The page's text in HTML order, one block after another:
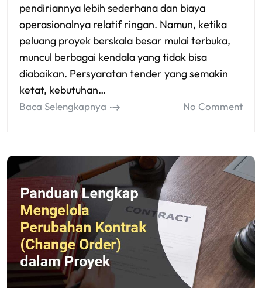
pendiriannya lebih sederhana dan biaya
operasionalnya relatif ringan. Namun, ketika
peluang proyek berskala besar mulai terbuka,
muncul berbagai kendala yang tidak bisa
diabaikan. Persyaratan tender yang semakin
ketat, kebutuhan…
Baca Selengkapnya No Comment